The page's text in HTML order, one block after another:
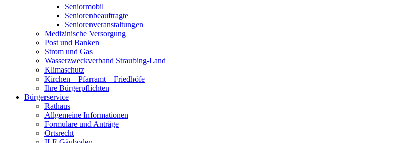
Seniormobil
Seniorenbeauftragte
Seniorenveranstaltungen
Medizinische Versorgung
Post und Banken
Strom und Gas
Wasserzweckverband Straubing-Land
Klimaschutz
Kirchen – Pfarramt – Friedhöfe
Ihre Bürgerpflichten
Bürgerservice
Rathaus
Allgemeine Informationen
Formulare und Anträge
Ortsrecht